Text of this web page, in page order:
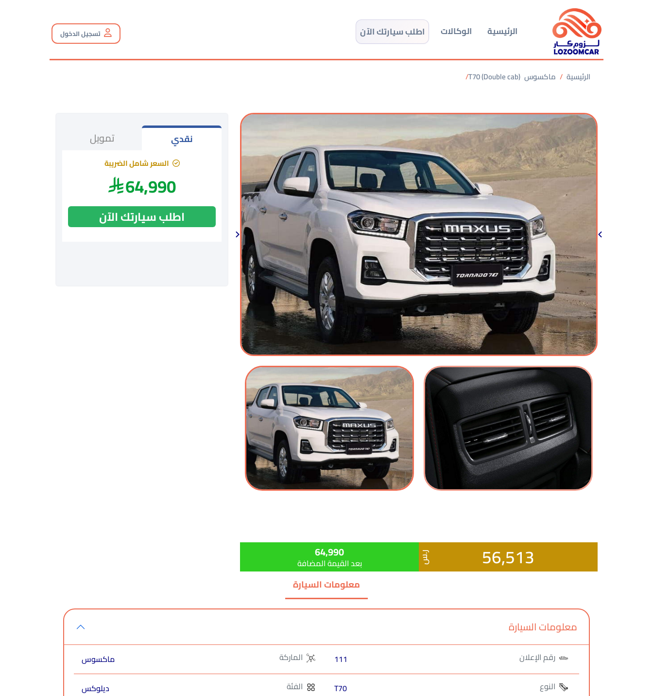
الرئيسية الوكالات اطلب سيارتك الآن تسجيل الدخول
الرئيسية ماكسوس T70 (Double cab)
56,513 ر.س 64,990
بعد القيمة المضافة
نقدي تمويل
السعر شامل الضريبة
64,990
اطلب سيارتك الآن
معلومات السيارة
معلومات السيارة
رقم الإعلان 111 الماركة
ماكسوس
النوع
T70 الفئة
ديلوكس